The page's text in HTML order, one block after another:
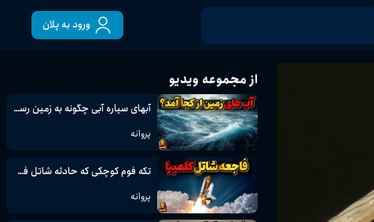
ورود به پلان
از مجموعه ویدیو
آبهای سیاره آبی چگونه به زمین رسیدند؟
پروانه
تکه فوم کوچکی که حادثه شاتل فضایی کلمبیا را رقم زد
پروانه